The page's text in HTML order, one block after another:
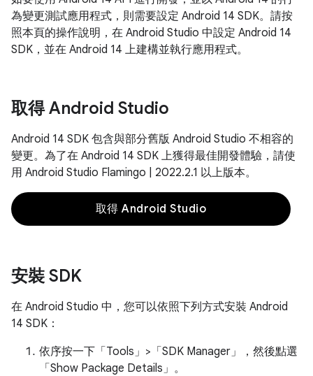
為變更測試應用程式，則需要設定 Android 14 SDK。請按
照本頁的操作說明，在 Android Studio 中設定 Android 14
SDK，並在 Android 14 上建構並執行應用程式。
取得 Android Studio
Android 14 SDK 包含與部分舊版 Android Studio 不相容的
變更。為了在 Android 14 SDK 上獲得最佳開發體驗，請使
用 Android Studio Flamingo | 2022.2.1 以上版本。
取得 Android Studio
安裝 SDK
在 Android Studio 中，您可以依照下列方式安裝 Android
14 SDK：
依序按一下「Tools」>「SDK Manager」
，然後點選
「Show Package Details」 。